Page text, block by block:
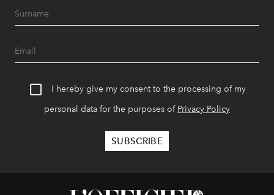
I hereby give my consent to the processing of my
personal data for the purposes of Privacy Policy